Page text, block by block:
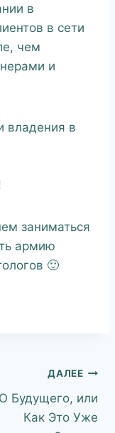
в
в сети
чем
и
владения в
заниматься
армию
🙂
ДАЛЕЕ
Будущего, или
Как Это Уже